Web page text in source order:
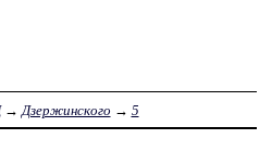
→ Дзержинского → 5